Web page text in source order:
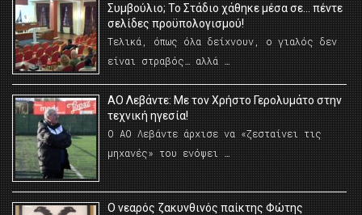
Συμβούλιο; Το Στάδιο χάθηκε μέσα σε… πέντε
σελίδες προϋπολογισμού!
Τελικά, όπως όλα δείχνουν, ο γιαλός δεν
είναι στραβός… αλλά …
ΑΟ Λεβάντε: Με τον Χρήστο Γερολυμάτο στην
τεχνική ηγεσία!
Ο ΑΟ Λεβάντε άρχισε να «ζεσταίνει τις
μηχανές» του ενόψει …
O νεαρός ζακυνθινός παίκτης Φώτης